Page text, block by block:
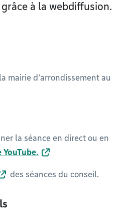
à la webdiffusion.
mairie d’arrondissement au
la séance en direct ou en
YouTube.
des séances du conseil.